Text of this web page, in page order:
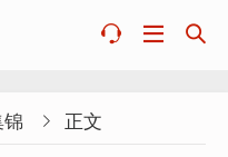



锦  正文